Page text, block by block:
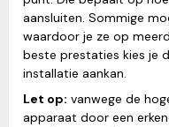
aansluiten. Sommige
waardoor je ze op
beste prestaties kies je
installatie aankan.
Let op: vanwege de
apparaat door een